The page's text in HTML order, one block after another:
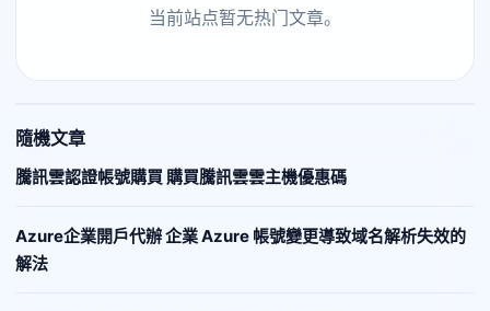
当前站点暂无热门文章。
隨機文章
騰訊雲認證帳號購買 購買騰訊雲雲主機優惠碼
Azure企業開戶代辦 企業 Azure 帳號變更導致域名解析失效的
解法